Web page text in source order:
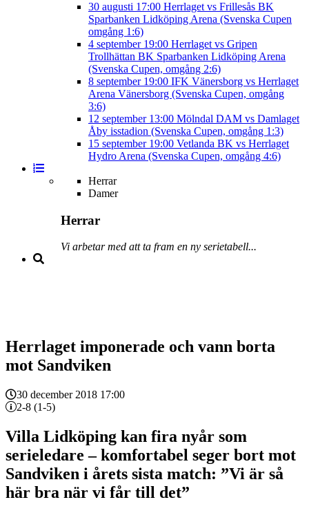
30 augusti 17:00 Herrlaget vs Frillesås BK
Sparbanken Lidköping Arena (Svenska Cupen
omgång 1:6)
4 september 19:00 Herrlaget vs Gripen
Trollhättan BK Sparbanken Lidköping Arena
(Svenska Cupen, omgång 2:6)
8 september 19:00 IFK Vänersborg vs Herrlaget
Arena Vänersborg (Svenska Cupen, omgång
3:6)
12 september 13:00 Mölndal DAM vs Damlaget
Åby isstadion (Svenska Cupen, omgång 1:3)
15 september 19:00 Vetlanda BK vs Herrlaget
Hydro Arena (Svenska Cupen, omgång 4:6)
Herrar
Damer
Herrar
Vi arbetar med att ta fram en ny serietabell...
Herrlaget imponerade och vann borta
mot Sandviken
30 december 2018 17:00
2-8 (1-5)
Villa Lidköping kan fira nyår som
serieledare – komfortabel seger bort mot
Sandviken i årets sista match: ”Vi är så
här bra när vi får till det”